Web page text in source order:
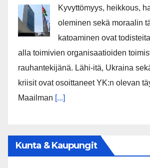
Kyvyttömyys, heikkous,
oleminen sekä moraalin
katoaminen ovat
alla toimivien organisaatioiden
rauhantekijänä. Lähi-itä, Ukraina
kriisit ovat osoittaneet YK:n olevan
Maailman [...]
Kunta & Kaupungit